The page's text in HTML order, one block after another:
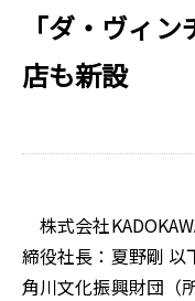
「ダ・ヴィ
店も新設
株式会社
締役社長：夏野剛 以
角川文化振興財団（